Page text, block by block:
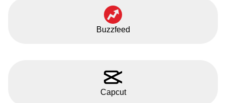
Buzzfeed
Capcut